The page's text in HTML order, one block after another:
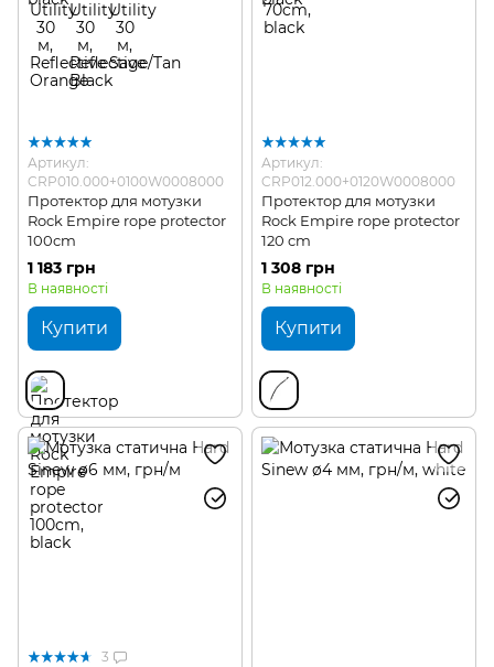
Артикул:
CRP010.000+0100W0008000
Протектор для мотузки
Rock Empire rope protector
100cm
1 183 грн
В наявності
Купити
Артикул:
CRP012.000+0120W0008000
Протектор для мотузки
Rock Empire rope protector
120 cm
1 308 грн
В наявності
Купити
3